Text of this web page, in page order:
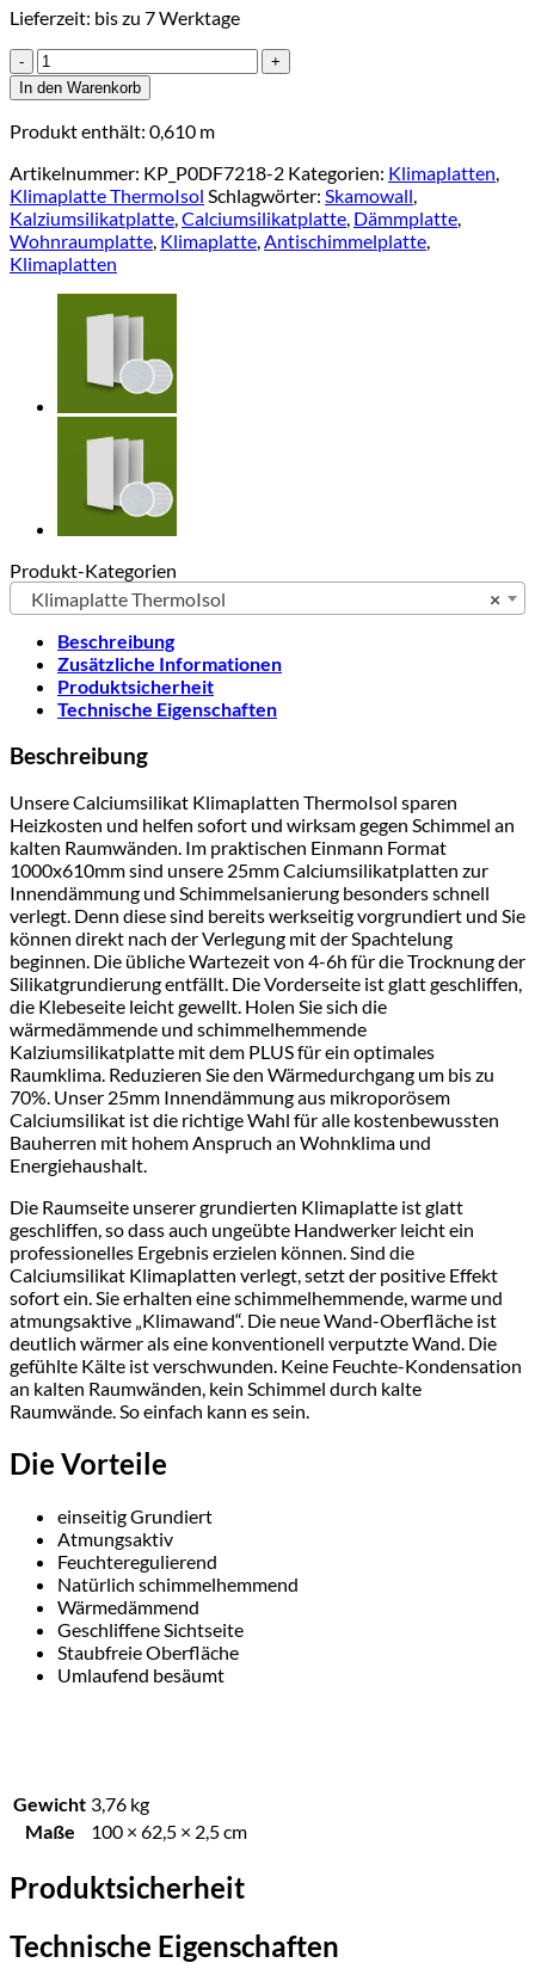
Lieferzeit: bis zu 7 Werktage
Klimaplatte
ThermoIsol
25++
(1000x610x25mm)
grundiert
Menge
In den Warenkorb
Produkt enthält: 0,610 m
Artikelnummer: KP_P0DF7218-2 Kategorien: Klimaplatten,
Klimaplatte ThermoIsol Schlagwörter: Skamowall,
Kalziumsilikatplatte,Calciumsilikatplatte, Dämmplatte,
Wohnraumplatte, Klimaplatte,Antischimmelplatte,
Klimaplatten
Produkt-Kategorien
×
Klimaplatte ThermoIsol
Beschreibung
Zusätzliche Informationen
Produktsicherheit
Technische Eigenschaften
Beschreibung
Unsere Calciumsilikat Klimaplatten ThermoIsol sparen
Heizkosten und helfen sofort und wirksam gegen Schimmel an
kalten Raumwänden. Im praktischen Einmann Format
1000x610mm sind unsere 25mm Calciumsilikatplatten zur
Innendämmung und Schimmelsanierung besonders schnell
verlegt. Denn diese sind bereits werkseitig vorgrundiert und Sie
können direkt nach der Verlegung mit der Spachtelung
beginnen. Die übliche Wartezeit von 4-6h für die Trocknung der
Silikatgrundierung entfällt. Die Vorderseite ist glatt geschliffen,
die Klebeseite leicht gewellt. Holen Sie sich die
wärmedämmende und schimmelhemmende
Kalziumsilikatplatte mit dem PLUS für ein optimales
Raumklima. Reduzieren Sie den Wärmedurchgang um bis zu
70%. Unser 25mm Innendämmung aus mikroporösem
Calciumsilikat ist die richtige Wahl für alle kostenbewussten
Bauherren mit hohem Anspruch an Wohnklima und
Energiehaushalt.
Die Raumseite unserer grundierten Klimaplatte ist glatt
geschliffen, so dass auch ungeübte Handwerker leicht ein
professionelles Ergebnis erzielen können. Sind die
Calciumsilikat Klimaplatten verlegt, setzt der positive Effekt
sofort ein. Sie erhalten eine schimmelhemmende, warme und
atmungsaktive „Klimawand“. Die neue Wand-Oberfläche ist
deutlich wärmer als eine konventionell verputzte Wand. Die
gefühlte Kälte ist verschwunden. Keine Feuchte-Kondensation
an kalten Raumwänden, kein Schimmel durch kalte
Raumwände. So einfach kann es sein.
Die Vorteile
einseitig Grundiert
Atmungsaktiv
Feuchteregulierend
Natürlich schimmelhemmend
Wärmedämmend
Geschliffene Sichtseite
Staubfreie Oberfläche
Umlaufend besäumt
Gewicht 3,76 kg
Maße
100 × 62,5 × 2,5 cm
Produktsicherheit
Technische Eigenschaften